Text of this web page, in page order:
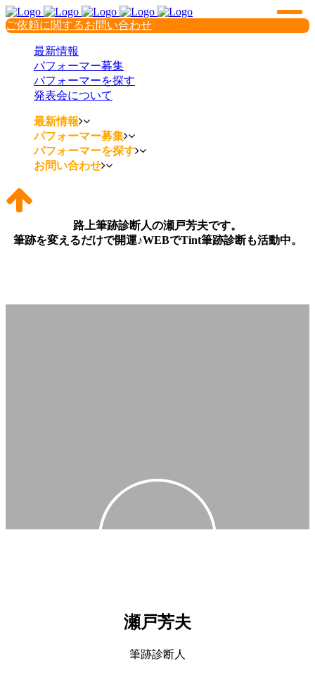
ご依頼に関するお問い合わせ
最新情報
パフォーマー募集
パフォーマーを探す
発表会について
最新情報
パフォーマー募集
パフォーマーを探す
お問い合わせ
路上筆跡診断人の瀬戸芳夫です。
筆跡を変えるだけで開運♪WEBでTint筆跡診断も活動中。
瀬戸芳夫
筆跡診断人